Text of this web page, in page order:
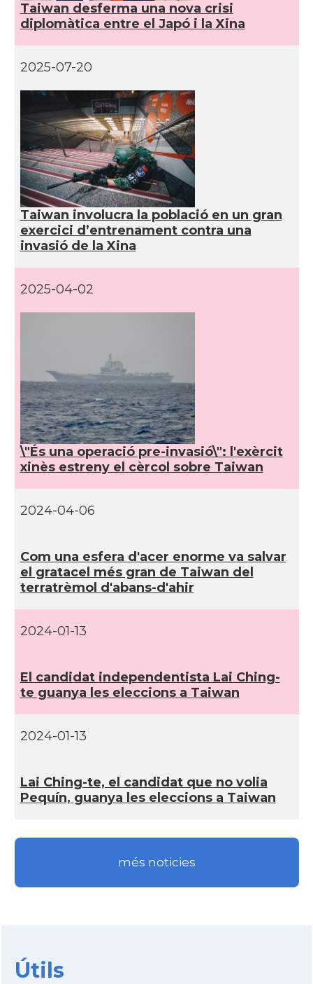
Taiwan desferma una nova crisi
diplomàtica entre el Japó i la Xina
2025-07-20
Taiwan involucra la població en un gran
exercici d’entrenament contra una
invasió de la Xina
2025-04-02
\"És una operació pre-invasió\": l'exèrcit
xinès estreny el cèrcol sobre Taiwan
2024-04-06
Com una esfera d'acer enorme va salvar
el gratacel més gran de Taiwan del
terratrèmol d'abans-d'ahir
2024-01-13
El candidat independentista Lai Ching-
te guanya les eleccions a Taiwan
2024-01-13
Lai Ching-te, el candidat que no volia
Pequí­n, guanya les eleccions a Taiwan
més noticies
Útils